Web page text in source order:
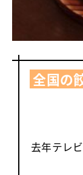
全国の
去年テレ